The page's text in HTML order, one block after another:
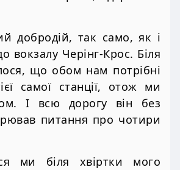
добродій, так само, як і
вокзалу Черінг-Крос. Біля
що обом нам потрібні
самої станції, отож ми
І всю дорогу він без
питання про чотири
ми біля хвіртки мого